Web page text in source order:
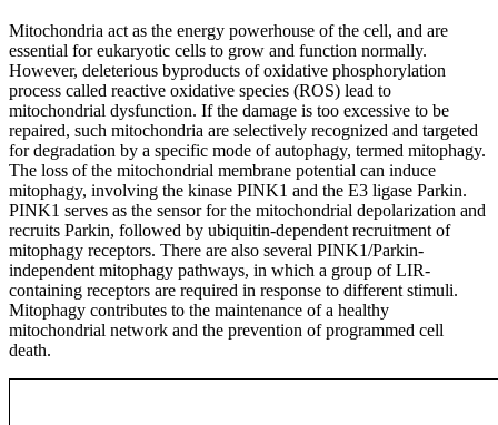
Mitochondria act as the energy powerhouse of the cell, and are
essential for eukaryotic cells to grow and function normally.
However, deleterious byproducts of oxidative phosphorylation
process called reactive oxidative species (ROS) lead to
mitochondrial dysfunction. If the damage is too excessive to be
repaired, such mitochondria are selectively recognized and targeted
for degradation by a specific mode of autophagy, termed mitophagy.
The loss of the mitochondrial membrane potential can induce
mitophagy, involving the kinase PINK1 and the E3 ligase Parkin.
PINK1 serves as the sensor for the mitochondrial depolarization and
recruits Parkin, followed by ubiquitin-dependent recruitment of
mitophagy receptors. There are also several PINK1/Parkin-
independent mitophagy pathways, in which a group of LIR-
containing receptors are required in response to different stimuli.
Mitophagy contributes to the maintenance of a healthy
mitochondrial network and the prevention of programmed cell
death.